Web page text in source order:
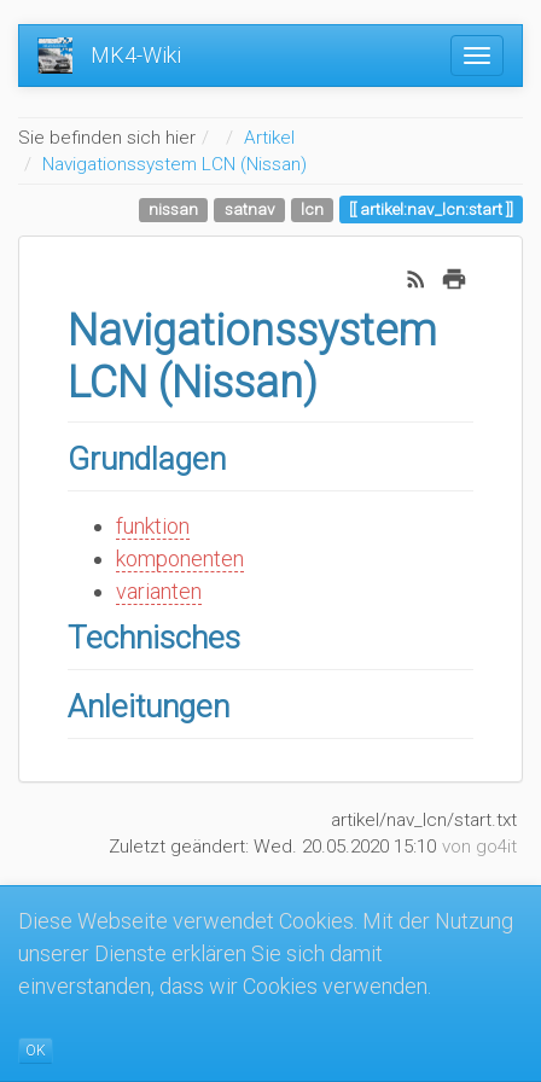
MK4-Wiki
Sie befinden sich hier Home
Artikel
Navigationssystem LCN (Nissan)
nissan satnav lcn artikel:nav_lcn:start
Navigationssystem
LCN (Nissan)
Grundlagen
funktion
komponenten
varianten
Technisches
Anleitungen
artikel/nav_lcn/start.txt
Zuletzt geändert: Wed. 20.05.2020 15:10 von go4it
MK4-Wiki
Diese Webseite verwendet Cookies. Mit der Nutzung
unserer Dienste erklären Sie sich damit
einverstanden, dass wir Cookies verwenden.
OK